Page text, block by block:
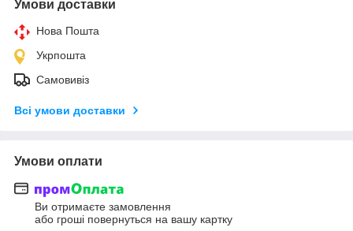
Умови доставки
Нова Пошта
Укрпошта
Самовивіз
Всі умови доставки
Умови оплати
Ви отримаєте замовлення
або гроші повернуться на вашу картку